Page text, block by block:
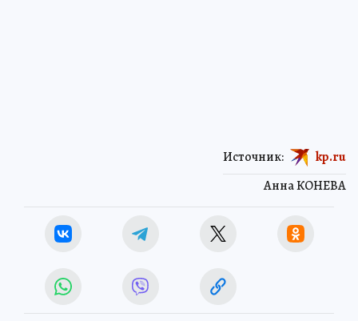
Анна КОНЕВА
Источник: kp.ru